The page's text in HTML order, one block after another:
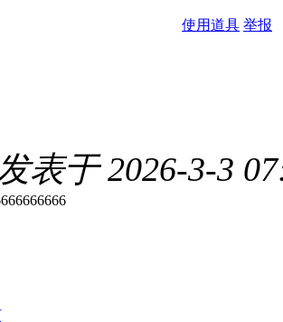
使用道具 举报
表于 2026-3-3